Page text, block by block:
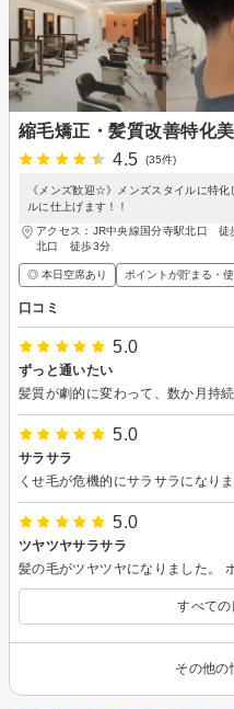
縮毛矯正・髪質改善特化
4.5
(35件)
《メンズ歓迎☆》メンズスタイルに特
ルに仕上げます！！
アクセス：JR中央線国分寺駅北口 徒
北口 徒歩3分
◎ 本日空席あり ポイントが貯まる・
口コミ
5.0
ずっと通いたい
髪質が劇的に変わって、数か月持
5.0
サラサラ
5.0
ツヤツヤサラサラ
髪の毛がツヤツヤになりました。
すべての
その他の